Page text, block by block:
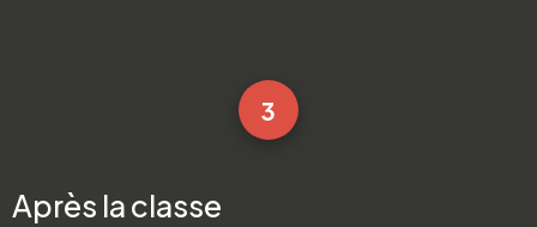
3
Après la classe